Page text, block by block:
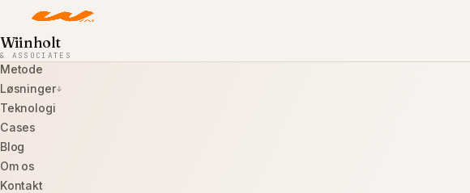
Wiinholt
& ASSOCIATES
Metode
Løsninger
Teknologi
Cases
Blog
Om os
Kontakt